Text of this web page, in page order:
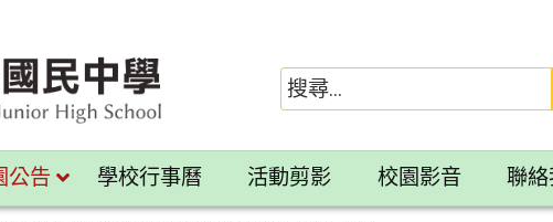
公告 學校行事曆 活動剪影 校園影音 聯絡